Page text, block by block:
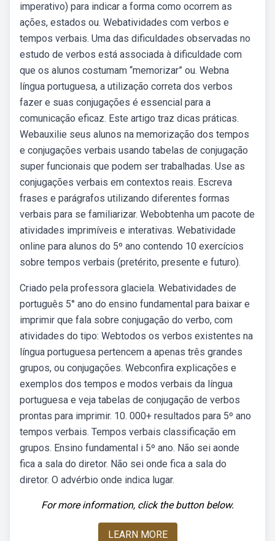
imperativo) para indicar a forma como ocorrem as
ações, estados ou. Webatividades com verbos e
tempos verbais. Uma das dificuldades observadas no
estudo de verbos está associada à dificuldade com
que os alunos costumam “memorizar” ou. Webna
língua portuguesa, a utilização correta dos verbos
fazer e suas conjugações é essencial para a
comunicação eficaz. Este artigo traz dicas práticas.
Webauxilie seus alunos na memorização dos tempos
e conjugações verbais usando tabelas de conjugação
super funcionais que podem ser trabalhadas. Use as
conjugações verbais em contextos reais. Escreva
frases e parágrafos utilizando diferentes formas
verbais para se familiarizar. Webobtenha um pacote de
atividades imprimíveis e interativas. Webatividade
online para alunos do 5º ano contendo 10 exercícios
sobre tempos verbais (pretérito, presente e futuro).
Criado pela professora glaciela. Webatividades de
português 5° ano do ensino fundamental para baixar e
imprimir que fala sobre conjugação do verbo, com
atividades do tipo: Webtodos os verbos existentes na
língua portuguesa pertencem a apenas três grandes
grupos, ou conjugações. Webconfira explicações e
exemplos dos tempos e modos verbais da língua
portuguesa e veja tabelas de conjugação de verbos
prontas para imprimir. 10. 000+ resultados para 5º ano
tempos verbais. Tempos verbais classificação em
grupos. Ensino fundamental i 5º ano. Não sei aonde
fica a sala do diretor. Não sei onde fica a sala do
diretor. O advérbio onde indica lugar.
For more information, click the button below.
LEARN MORE